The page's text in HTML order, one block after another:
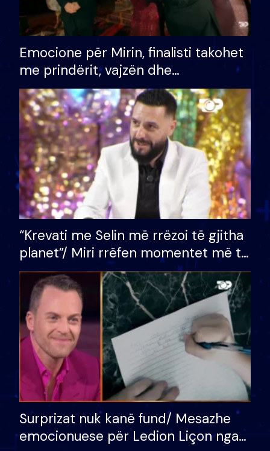
Emocione për Mirin, finalisti takohet
me prindërit, vajzën dhe
bashkëshorten: S’kemi ndonjë letër
divorci apo jo?
“Krevati me Selin më rrëzoi të gjitha
planet”/ Miri rrëfen momentet më të
bukura në shtëpinë e BB VIP: Do më
mungojë zilja e mëngjesit kur…
Surprizat nuk kanë fund/ Mesazhe
emocionuese për Ledion Liçon nga